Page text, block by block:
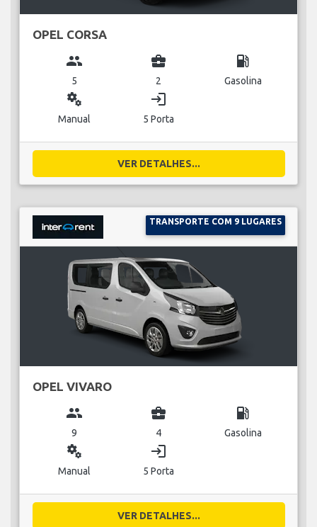
OPEL CORSA
group
5
business_center
2
local_gas_station
Gasolina
miscellaneous_services
Manual
login
5 Porta
VER DETALHES...
TRANSPORTE COM 9 LUGARES
OPEL VIVARO
group
9
business_center
4
local_gas_station
Gasolina
miscellaneous_services
Manual
login
5 Porta
VER DETALHES...